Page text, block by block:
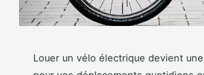
Louer un vélo électrique devient